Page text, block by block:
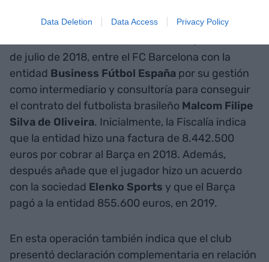
Data Deletion Data Access Privacy Policy
Así, la primera irregularidad apuntada por la
de julio de 2018, entre el FC Barcelona con la
entidad Business Fútbol España por su gestión
como intermediario y consultoría para conseguir
el contrato del futbolista brasileño Malcom Filipe
Silva de Oliveira. Inicialmente, la Fiscalía indica
que la entidad hizo una factura de 8.442.500
euros por cobrar al Barça en 2018. Además,
después añade que el jugador hizo un acuerdo
con la sociedad Elenko Sports y que el Barça
pagó a la entidad 855.600 euros, en 2019.
En esta operación también indica que el club
presentó declaración complementaria en relación